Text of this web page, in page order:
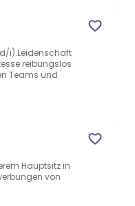
i).Leidenschaft
reibungslos
Teams und
Hauptsitz in
von